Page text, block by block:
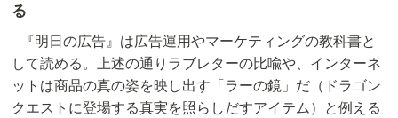
る
『明日の広告』は広告運用やマーケティングの教科書と
して読める。上述の通りラブレターの比喩や、インターネ
ットは商品の真の姿を映し出す「ラーの鏡」だ（ドラゴン
クエストに登場する真実を照らしだすアイテム）と例える